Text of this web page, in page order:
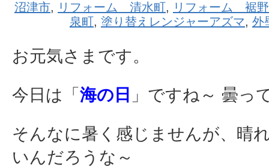
沼津市, リフォーム 清水町, リフォーム 裾
泉町, 塗り替えレンジャーアズマ, 外
お元気さまです。
今日は「 海の日 」ですね～ 曇っ
そんなに暑く感じませんが、晴
いんだろうな～